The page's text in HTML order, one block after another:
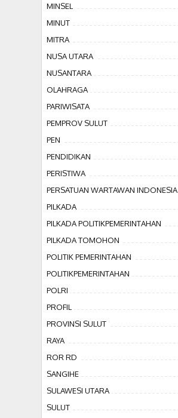
MINSEL
MINUT
MITRA
NUSA UTARA
NUSANTARA
OLAHRAGA
PARIWISATA
PEMPROV SULUT
PEN
PENDIDIKAN
PERISTIWA
PERSATUAN WARTAWAN INDONESIA
PILKADA
PILKADA POLITIKPEMERINTAHAN
PILKADA TOMOHON
POLITIK PEMERINTAHAN
POLITIKPEMERINTAHAN
POLRI
PROFIL
PROVINSI SULUT
RAYA
ROR RD
SANGIHE
SULAWESI UTARA
SULUT